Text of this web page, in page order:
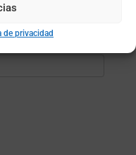
de privacidad